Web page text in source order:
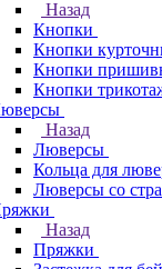
Назад
Кнопки
Кнопки
Кнопки
Кнопки
Назад
Люверсы
Кольца для
Люверсы со
Назад
Пряжки